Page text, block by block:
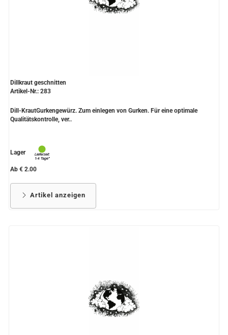
Dillkraut geschnitten
Artikel-Nr.: 283
Dill-KrautGurkengewürz. Zum einlegen von Gurken. Für eine optimale
Qualitätskontrolle, ver..
Lager
Ab € 2.00
Artikel anzeigen